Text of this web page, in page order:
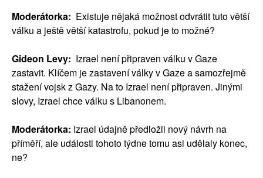
Moderátorka: Existuje nějaká možnost odvrátit tuto větší
válku a ještě větší katastrofu, pokud je to možné?
Gideon Levy: Izrael není připraven válku v Gaze
zastavit. Klíčem je zastavení války v Gaze a samozřejmě
stažení vojsk z Gazy. Na to Izrael není připraven. Jinými
slovy, Izrael chce válku s Libanonem.
Moderátorka: Izrael údajně předložil nový návrh na
příměří, ale události tohoto týdne tomu asi udělaly konec,
ne?